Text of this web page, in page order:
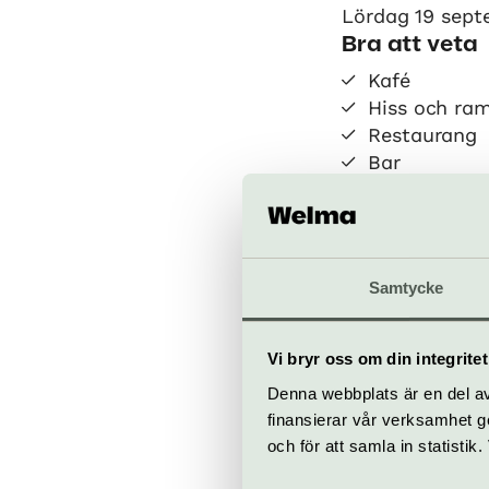
Samtycke
Vi bryr oss om din integritet
Denna webbplats är en del
finansierar vår verksamhet
och för att samla in
Lördag 19
Bra att veta
Kafé
Hiss och
Restaurang
Bar
Köp